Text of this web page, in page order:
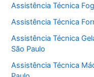
Assistência Técnica
Assistência Técnica
Assistência Técnica
São Paulo
Assistência Técnica